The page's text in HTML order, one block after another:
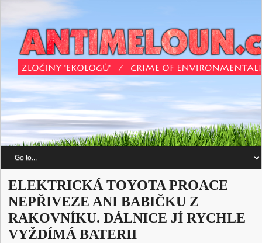
ELEKTRICKÁ TOYOTA PROACE
NEPŘIVEZE ANI BABIČKU Z
RAKOVNÍKU. DÁLNICE JÍ RYCHLE
VYŽDÍMÁ BATERII